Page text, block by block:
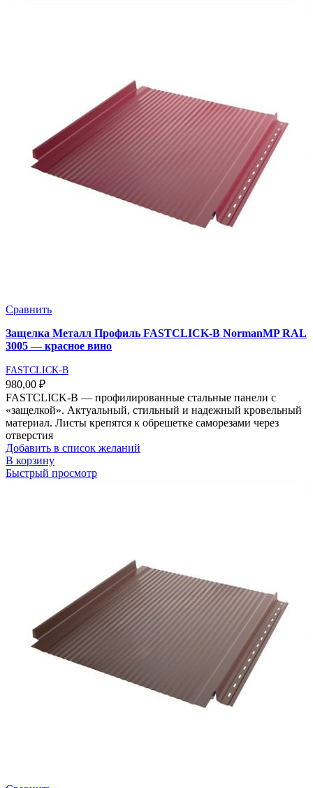
Сравнить
Защелка Металл Профиль FASTCLICK-В NormanMP RAL
3005 — красное вино
FASTCLICK-B
980,00 ₽
FASTCLICK-В — профилированные стальные панели с
«защелкой». Актуальный, стильный и надежный кровельный
материал. Листы крепятся к обрешетке саморезами через
отверстия
Добавить в список желаний
В корзину
Быстрый просмотр